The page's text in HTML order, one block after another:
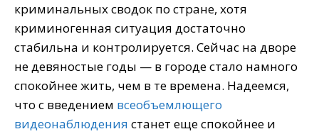
криминальных сводок по стране, хотя
криминогенная ситуация достаточно
стабильна и контролируется. Сейчас на дворе
не девяностые годы — в городе стало намного
спокойнее жить, чем в те времена. Надеемся,
что с введением всеобъемлющего
видеонаблюдения станет еще спокойнее и